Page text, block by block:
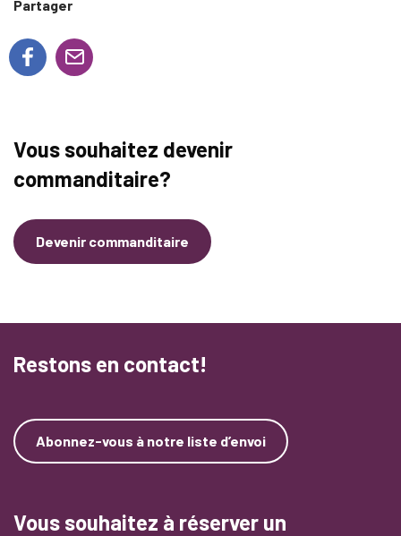
Partager
Vous souhaitez devenir
commanditaire?
Devenir commanditaire
Restons en contact!
Abonnez-vous à notre liste d’envoi
Vous souhaitez à réserver un